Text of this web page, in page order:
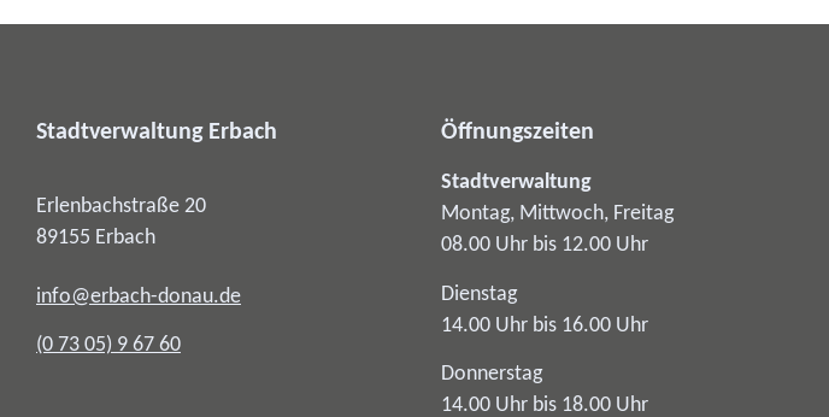
Stadtverwaltung Erbach
Erlenbachstraße 20
89155 Erbach
info@erbach-donau.de
(0 73 05) 9 67 60
Öffnungszeiten
Stadtverwaltung
Montag, Mittwoch, Freitag
08.00 Uhr bis 12.00 Uhr
Dienstag
14.00 Uhr bis 16.00 Uhr
Donnerstag
14.00 Uhr bis 18.00 Uhr